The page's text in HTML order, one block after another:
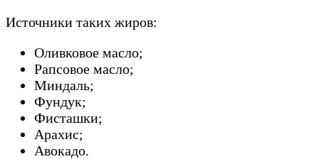
Источники таких жиров:
Оливковое масло;
Рапсовое масло;
Миндаль;
Фундук;
Фисташки;
Арахис;
Авокадо.